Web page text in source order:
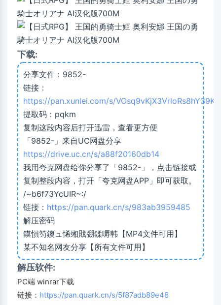
下载:
分享文件：9852-
链接：
https://pan.xunlei.com/s/
提取码：pqkm
复制这段内容后打开迅雷，查看更方便
「9852-」来自UC网盘分享
https://drive.uc.cn/s/a88f20160db14
我用夸克网盘给你分享了「9852-」，点击链接或
复制整段内容，打开「夸克网盘APP」即可获取。
/~b6f73YcUIR~:/
链接： https://pan.quark.cn/s/983ab3959485
解压密码
鏌愪笉鐭ュ悕缃戝弸鍒嗕韩【MP4文件可用】
某不知名网友分享【所有文件可用】
解压软件:
PC端 winrar下载
链接： https://pan.quark.cn/s/5f87adb89e48